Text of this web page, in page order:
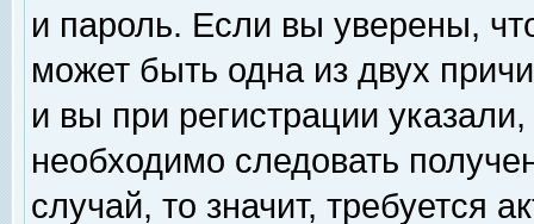
и пароль. Если вы уверены,
может быть одна из двух
и вы при регистрации
необходимо следовать
случай, то значит, требуется